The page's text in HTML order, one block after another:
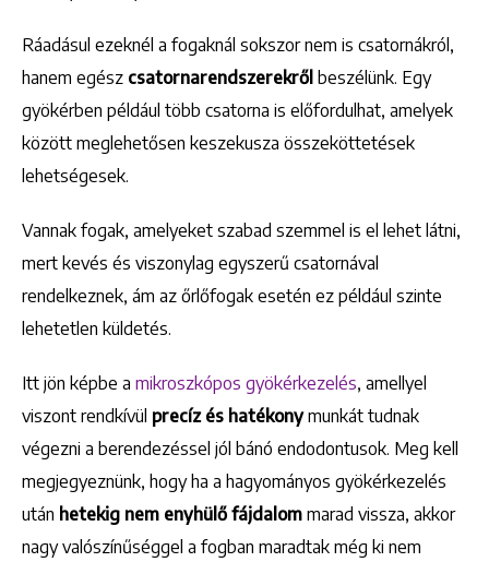
Ráadásul ezeknél a fogaknál sokszor nem is csatornákról,
hanem egész csatornarendszerekről beszélünk. Egy
gyökérben például több csatorna is előfordulhat, amelyek
között meglehetősen keszekusza összeköttetések
lehetségesek.
Vannak fogak, amelyeket szabad szemmel is el lehet látni,
mert kevés és viszonylag egyszerű csatornával
rendelkeznek, ám az őrlőfogak esetén ez például szinte
lehetetlen küldetés.
Itt jön képbe a mikroszkópos gyökérkezelés, amellyel
viszont rendkívül precíz és hatékonymunkát tudnak
végezni a berendezéssel jól bánó endodontusok. Meg kell
megjegyeznünk, hogy ha a hagyományos gyökérkezelés
után hetekig nem enyhülő fájdalom marad vissza, akkor
nagy valószínűséggel a fogban maradtak még ki nem